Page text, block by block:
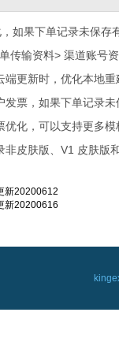
如果下单记录未保存
传输资料> 渠道账号
端更新时，优化本地重
发票，如果下单记录
优化，可以支持更多
非皮肤版、V1 皮肤版
新20200612
新20200616